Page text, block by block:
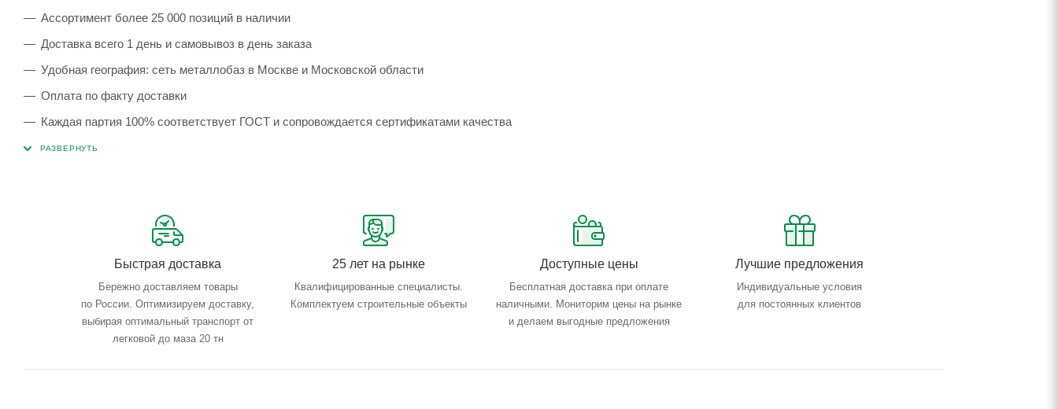
Ассортимент более 25 000 позиций в наличии
Доставка всего 1 день и самовывоз в день заказа
Удобная география: сеть металлобаз в Москве и Московской области
Оплата по факту доставки
Каждая партия 100% соответствует ГОСТ и сопровождается сертификатами качества
Сервисные услуги: резка, гибка, металлообработка
Быстрая доставка
Бережно доставляем товары
по России. Оптимизируем доставку,
выбирая оптимальный транспорт от
легковой до маза 20 тн
25 лет на рынке
Квалифицированные специалисты.
Комплектуем строительные объекты
Доступные цены
Бесплатная доставка при оплате
наличными. Мониторим цены на рынке
и делаем выгодные предложения
Лучшие предложения
Индивидуальные условия
для постоянных клиентов